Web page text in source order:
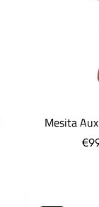
Mesita